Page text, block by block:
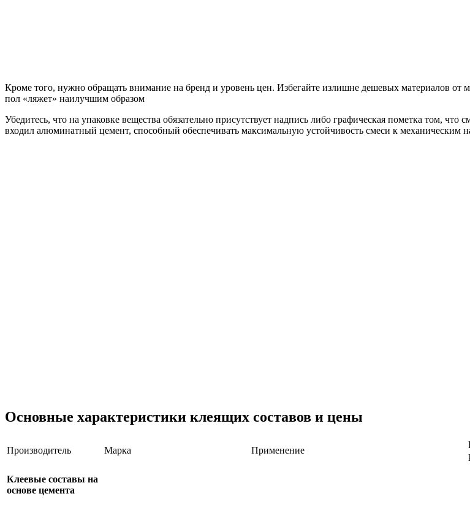
Кроме того, нужно обращать внимание на бренд и уровень цен. Избегайте излишне дешевых материалов от
пол «ляжет» наилучшим образом
Убедитесь, что на упаковке вещества обязательно присутствует надпись либо графическая пометка том,
входил алюминатный цемент, способный обеспечивать максимальную устойчивость смеси к механическим
Основные характеристики клеящих составов и цены
Производитель Марка Применение
Клеевые составы на
основе цемента